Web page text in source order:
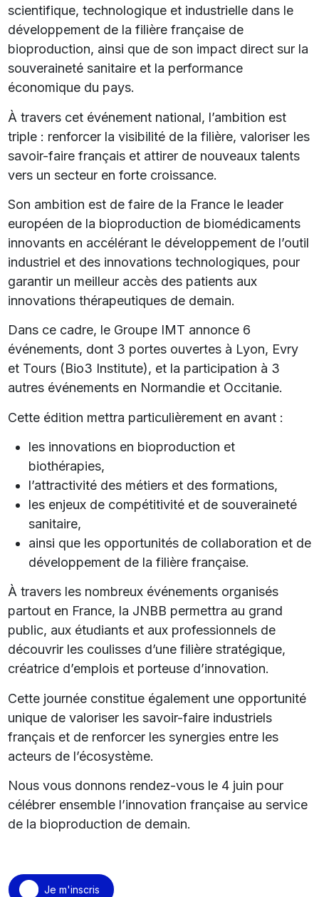
scientifique, technologique et industrielle dans le
développement de la filière française de
bioproduction, ainsi que de son impact direct sur la
souveraineté sanitaire et la performance
économique du pays.
À travers cet événement national, l’ambition est
triple : renforcer la visibilité de la filière, valoriser les
savoir-faire français et attirer de nouveaux talents
vers un secteur en forte croissance.
Son ambition est de faire de la France le leader
européen de la bioproduction de biomédicaments
innovants en accélérant le développement de l’outil
industriel et des innovations technologiques, pour
garantir un meilleur accès des patients aux
innovations thérapeutiques de demain.
Dans ce cadre, le Groupe IMT annonce 6
événements, dont 3 portes ouvertes à Lyon, Evry
et Tours (Bio3 Institute), et la participation à 3
autres événements en Normandie et Occitanie.
Cette édition mettra particulièrement en avant :
les innovations en bioproduction et
biothérapies,
l’attractivité des métiers et des formations,
les enjeux de compétitivité et de souveraineté
sanitaire,
ainsi que les opportunités de collaboration et de
développement de la filière française.
À travers les nombreux événements organisés
partout en France, la JNBB permettra au grand
public, aux étudiants et aux professionnels de
découvrir les coulisses d’une filière stratégique,
créatrice d’emplois et porteuse d’innovation.
Cette journée constitue également une opportunité
unique de valoriser les savoir-faire industriels
français et de renforcer les synergies entre les
acteurs de l’écosystème.
Nous vous donnons rendez-vous le 4 juin pour
célébrer ensemble l’innovation française au service
de la bioproduction de demain.
Je m'inscris